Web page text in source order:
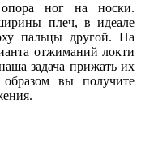
ног на носки.
плеч, в идеале
пальцы другой. На
отжиманий локти
задача прижать их
вы получите